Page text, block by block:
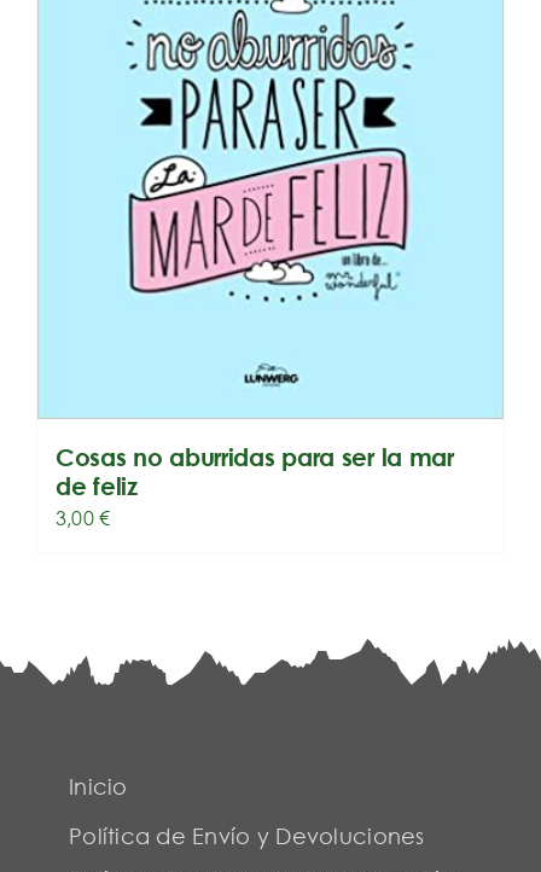
Cosas no aburridas para ser la mar
de feliz
3,00€
Inicio
Política de Envío y Devoluciones